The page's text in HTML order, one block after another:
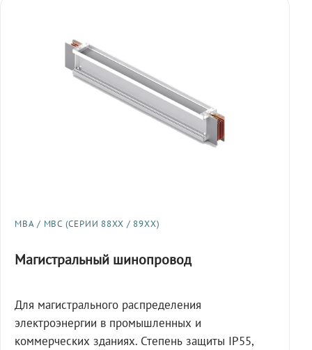
МВА / МВС (СЕРИИ 88XX / 89XX)
Магистральный шинопровод
Для магистрального распределения
электроэнергии в промышленных и
коммерческих зданиях. Степень защиты IP55,